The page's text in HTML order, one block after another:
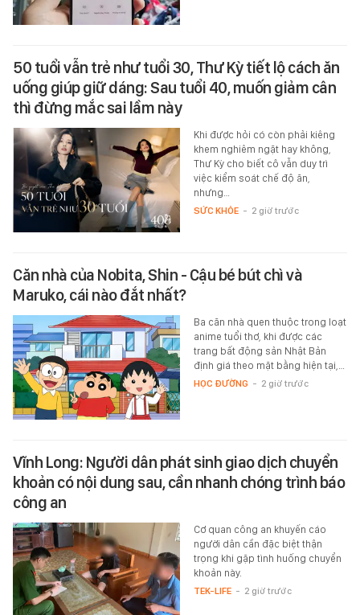
50 tuổi vẫn trẻ như tuổi 30, Thư Kỳ tiết lộ cách ăn
uống giúp giữ dáng: Sau tuổi 40, muốn giảm cân
thì đừng mắc sai lầm này
Khi được hỏi có còn phải kiêng
khem nghiêm ngặt hay không,
Thư Kỳ cho biết cô vẫn duy trì
việc kiểm soát chế độ ăn,
nhưng…
SỨC KHỎE - 2 giờ trước
Căn nhà của Nobita, Shin - Cậu bé bút chì và
Maruko, cái nào đắt nhất?
Ba căn nhà quen thuộc trong loạt
anime tuổi thơ, khi được các
trang bất động sản Nhật Bản
định giá theo mặt bằng hiện tại,…
HỌC ĐƯỜNG - 2 giờ trước
Vĩnh Long: Người dân phát sinh giao dịch chuyển
khoản có nội dung sau, cần nhanh chóng trình báo
công an
Cơ quan công an khuyến cáo
người dân cần đặc biệt thận
trọng khi gặp tình huống chuyển
khoản này.
TEK-LIFE - 2 giờ trước